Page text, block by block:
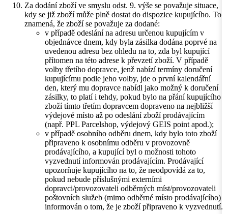
Za dodání zboží ve smyslu odst. 9. výše se považuje situace,
kdy se již zboží může plně dostat do dispozice kupujícího. To
znamená, že zboží se považuje za dodané:
v případě odeslání na adresu určenou kupujícím v
objednávce dnem, kdy byla zásilka dodána poprvé na
uvedenou adresu bez ohledu na to, zda byl kupující
přítomen na této adrese k převzetí zboží. V případě
volby třetího dopravce, jenž nabízí termíny doručení
kupujícímu podle jeho volby, jde o první kalendářní
den, který mu dopravce nabídl jako možný k doručení
zásilky, to platí i tehdy, pokud bylo na přání kupujícího
zboží tímto třetím dopravcem dopraveno na nejbližší
výdejové místo až po odeslání zboží prodávajícím
(např. PPL Parcelshop, výdejový GEIS point apod.);
v případě osobního odběru dnem, kdy bylo toto zboží
připraveno k osobnímu odběru v provozovně
prodávajícího, a kupující byl o možnosti tohoto
vyzvednutí informován prodávajícím. Prodávající
upozorňuje kupujícího na to, že neodpovídá za to,
pokud nebude příslušnými externími
dopravci/provozovateli odběrných míst/provozovateli
poštovních služeb (mimo odběrné místo prodávajícího)
informován o tom, že je zboží připraveno k vyzvednutí.